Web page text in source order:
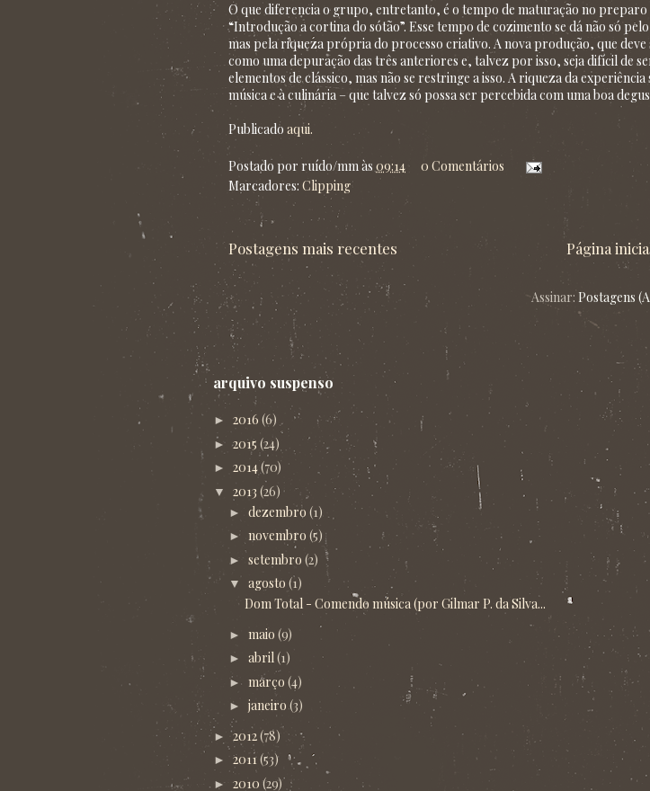
O que diferencia o grupo, entretanto, é o tempo de maturação no preparo
“Introdução a cortina do sótão”. Esse tempo de cozimento se dá não só
mas pela riqueza própria do processo criativo. A nova produção, que
como uma depuração das três anteriores e, talvez por isso, seja difícil de
elementos de clássico, mas não se restringe a isso. A riqueza da
música e à culinária – que talvez só possa ser percebida com uma boa
Publicado aqui.
Postado por ruído/mmàs 09:14
0 Comentários
Marcadores: Clipping
Postagens mais recentes Página
Assinar: Postagens
arquivo suspenso
► 2016 (6)
►2015 (24)
► 2014(70)
▼ 2013 (26)
► dezembro (1)
► novembro (5)
► setembro (2)
▼ agosto (1)
Dom Total - Comendo música (por Gilmar P. da Silva...
► maio (9)
► abril(1)
► março (4)
► janeiro(3)
►2012(78)
► 2011(53)
► 2010 (29)